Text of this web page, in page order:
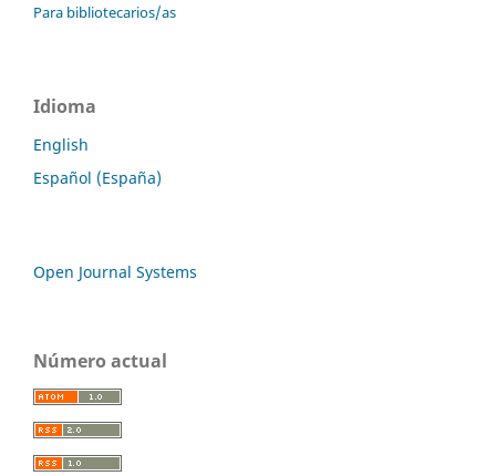
Para bibliotecarios/as
Idioma
English
Español (España)
Open Journal Systems
Número actual